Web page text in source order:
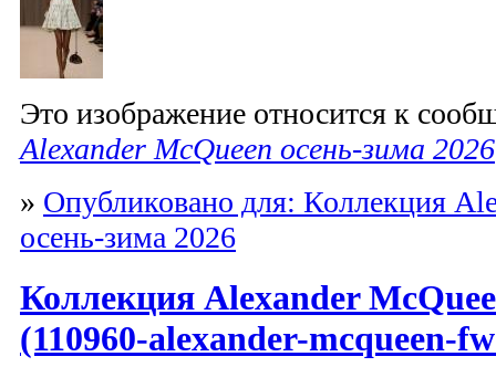
Это изображение относится к
Alexander McQueen осень-зима 2026
» Опубликовано для: Коллекция
осень-зима 2026
Коллекция Alexander
(110960-alexander-mcqueen-